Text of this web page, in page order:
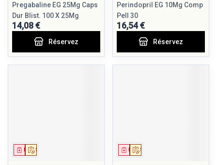
Pregabaline EG 25Mg Caps
Dur Blist. 100 X 25Mg
14,08 €
Réservez
Perindopril EG 10Mg Comp
Pell 30
16,54 €
Réservez
Sur prescription
Médicament Sur prescription
Médicament